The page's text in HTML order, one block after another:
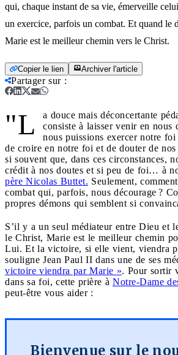
qui, chaque instant de sa vie, émerveille
un exercice, parfois un combat. Et quand le
Marie est le meilleur chemin vers le Christ.
Copier le lien Archiver l'article
Partager sur:
"L
a douce mais déconcertante
consiste à laisser venir en nous
nous puissions exercer notre
de croire en notre foi et de douter de
si souvent que, dans ces circonstances,
crédit à nos doutes et si peu de foi… à
père Nicolas Buttet. Seulement,
combat qui, parfois, nous décourage ?
propres démons qui semblent si
S’il y a un seul médiateur entre Dieu et
le Christ, Marie est le meilleur chemin
Lui. Et la victoire, si elle vient, viendra
souligne Jean Paul II dans une de ses
victoire viendra par Marie ». Pour sortir
dans sa foi, cette prière à Notre-Dame
peut-être vous aider :
Bienvenue sur le